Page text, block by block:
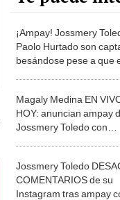
¡Ampay! Jossmery
Paolo Hurtado son
besándose pese a que
Magaly Medina EN
HOY: anuncian ampay
Jossmery Toledo con
Jossmery Toledo
COMENTARIOS de su
Instagram tras ampay